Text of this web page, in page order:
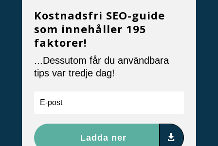
Kostnadsfri SEO-guide
som innehåller 195
faktorer!
...Dessutom får du användbara
tips var tredje dag!
Ladda ner